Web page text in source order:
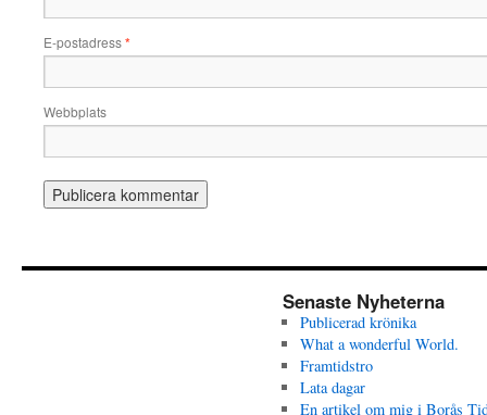
E-postadress*
Webbplats
Senaste Nyheterna
Publicerad krönika
What a wonderful World.
Framtidstro
Lata dagar
En artikel om mig i Borås